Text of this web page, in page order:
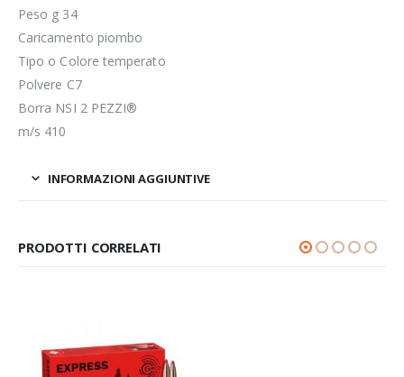
Peso g 34
Caricamento piombo
Tipo o Colore temperato
Polvere C7
Borra NSI 2 PEZZI®
m/s 410
INFORMAZIONI AGGIUNTIVE
PRODOTTI CORRELATI